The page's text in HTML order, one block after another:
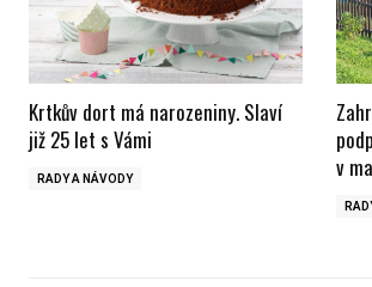
Krtkův dort má narozeniny. Slaví
již 25 let s Vámi
RADY A NÁVODY
v